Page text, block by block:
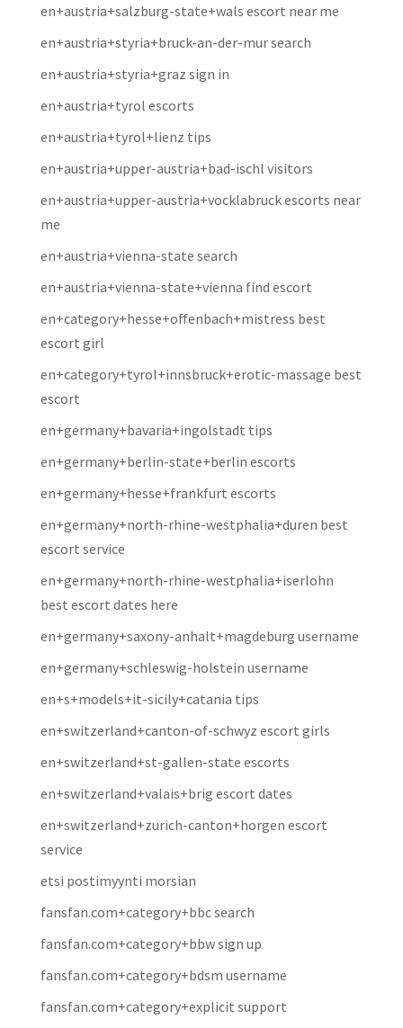
en+austria+salzburg-state+wals escort near me
en+austria+styria+bruck-an-der-mur search
en+austria+styria+graz sign in
en+austria+tyrol escorts
en+austria+tyrol+lienz tips
en+austria+upper-austria+bad-ischl visitors
en+austria+upper-austria+vocklabruck escorts near
me
en+austria+vienna-state search
en+austria+vienna-state+vienna find escort
en+category+hesse+offenbach+mistress best
escort girl
en+category+tyrol+innsbruck+erotic-massage best
escort
en+germany+bavaria+ingolstadt tips
en+germany+berlin-state+berlin escorts
en+germany+hesse+frankfurt escorts
en+germany+north-rhine-westphalia+duren best
escort service
en+germany+north-rhine-westphalia+iserlohn
best escort dates here
en+germany+saxony-anhalt+magdeburg username
en+germany+schleswig-holstein username
en+s+models+it-sicily+catania tips
en+switzerland+canton-of-schwyz escort girls
en+switzerland+st-gallen-state escorts
en+switzerland+valais+brig escort dates
en+switzerland+zurich-canton+horgen escort
service
etsi postimyynti morsian
fansfan.com+category+bbc search
fansfan.com+category+bbw sign up
fansfan.com+category+bdsm username
fansfan.com+category+explicit support